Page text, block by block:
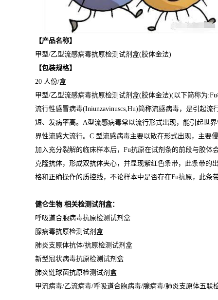
【产品名称】
甲型/乙型流感病毒抗原检测试剂盒(胶体金法)
【包装规格】
20 人份/盒
甲型/乙型流感病毒抗原检测试剂盒(胶体金法)(以下简称为
流行性感冒病毒(Iniunzavinuscs,Hu)简称流感病毒，是引起
短、发病率高。A型流感病毒常以流行形式出现，能引起世
界性流感大流行。C 型流感病毒主要以散在形式出现，主要
加入充分裂解的临床样本后，Fu抗原在试剂条的前段与胶体
克隆抗体，形成双抗体夹心，并显现紫红色条带，此条带的
格和正确操作的质控线，不论样本中是否存在Fu抗原，此条
健仑生物 相关检测试剂盒：
呼吸道合胞病毒抗原检测试剂盒
腺病毒抗原检测试剂盒
肺炎支原体抗体/抗原检测试剂盒
新型冠状病毒抗原检测试剂盒
肺炎链球菌抗原检测试剂盒
甲流病毒/乙流病毒/呼吸道合胞病毒/腺病毒/肺炎支原体五联